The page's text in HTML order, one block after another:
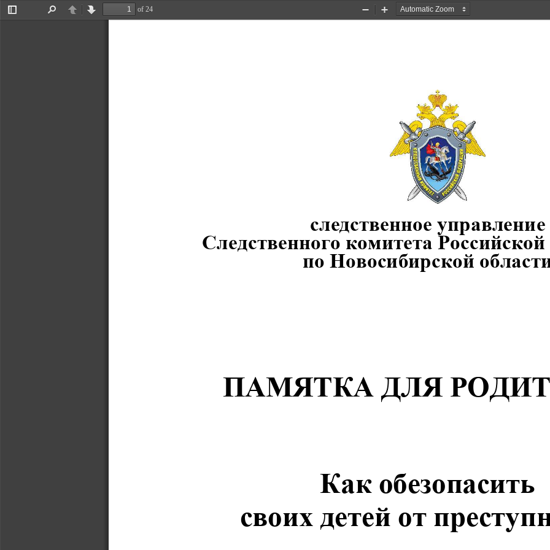
Toggle
PreviousNext
of 24
Zoom
Zoom
следственное
управление
Следственного
комитета Российской
по
Новосибирской области
ПАМЯТКА ДЛЯ
Как
обезопасить
своих
детей от